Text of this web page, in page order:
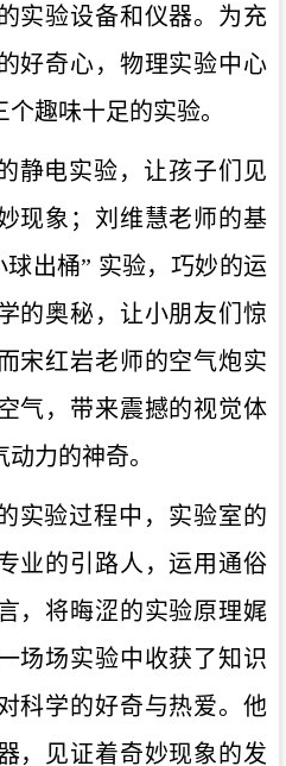
实验设备和仪器。为充
好奇心，物理实验中心
趣味十足的实验。
静电实验，让孩子们见
现象；刘维慧老师的基
球出桶” 实验，巧妙的运
的奥秘，让小朋友们惊
宋红岩老师的空气炮实
气，带来震撼的视觉体
力的神奇。
实验过程中，实验室的
业的引路人，运用通俗
，将晦涩的实验原理娓
场场实验中收获了知识
科学的好奇与热爱。他
，见证着奇妙现象的发